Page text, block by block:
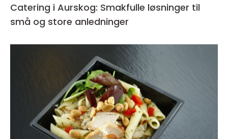
Catering i Aurskog: Smakfulle løsninger til
små og store anledninger